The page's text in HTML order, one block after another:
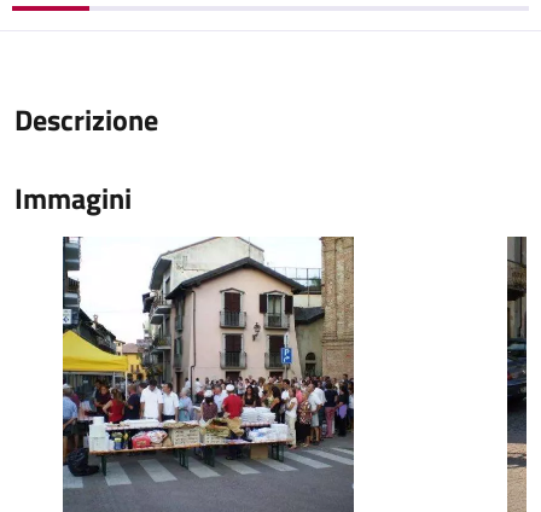
Descrizione
Immagini